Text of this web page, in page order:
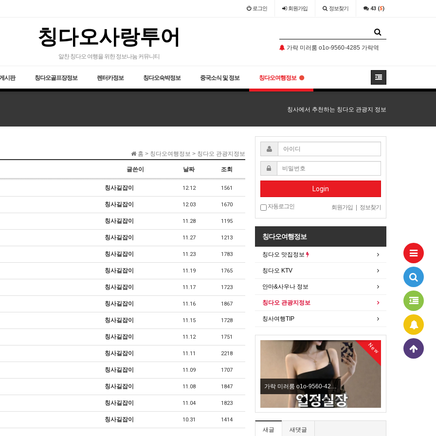
로그인 회원가입 정보찾기 43 (5)
칭다오사랑투어
알찬 칭다오 여행을 위한 정보나눔 커뮤니티
언주 풀싸롱 010-9560-4285 언주역풀싸롱 역삼풀싸롱 논현풀싸롱 언주쓰리노 실시간문의
가락 미러룸 o1o-9560-4285 가락역미러룸 송파구미러룸 방이동미러룸 오금동미러룸 초이스정보
가락 미러룸 o1o-9560-4285 가락역미러룸 송파구미러룸 방이동미러룸 오금동미러룸 초이스정보
시판 칭다오골프장정보 렌터카정보 칭다오숙박정보 중국소식 및 정보 칭다오여행정보
칭사에서 추천하는 칭다오 관광지 정보
홈 > 칭다오여행정보 > 칭다오 관광지정보
글쓴이 날짜 조회
칭사길잡이 12.12 1561
칭사길잡이 12.03 1670
칭사길잡이 11.28 1195
칭사길잡이 11.27 1213
칭사길잡이 11.23 1783
칭사길잡이 11.19 1765
칭사길잡이 11.17 1723
칭사길잡이 11.16 1867
칭사길잡이 11.15 1728
칭사길잡이 11.12 1751
칭사길잡이 11.11 2218
칭사길잡이 11.09 1707
칭사길잡이 11.08 1847
칭사길잡이 11.04 1823
칭사길잡이 10.31 1414
Login
자동로그인 회원가입 정보찾기
칭다오여행정보
칭다오 맛집정보
칭다오 KTV
안마&사우나 정보
칭다오 관광지정보
칭사여행TIP
언주 풀싸롱 010-9560-42…
New
가락 미러룸 o1o-9560-42…
새글 새댓글